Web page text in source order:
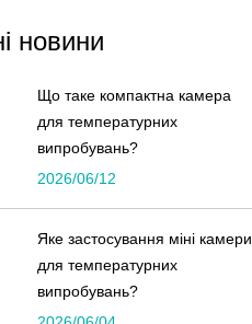
новини
Що таке компактна камера
для температурних
випробувань?
2026/06/12
Яке застосування міні камери
для температурних
випробувань?